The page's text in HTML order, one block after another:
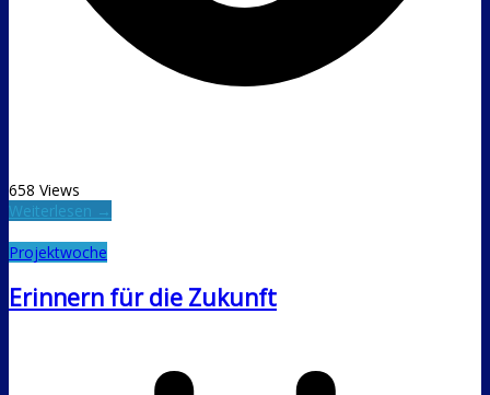
658 Views
Weiterlesen →
Projektwoche
Erinnern für die Zukunft